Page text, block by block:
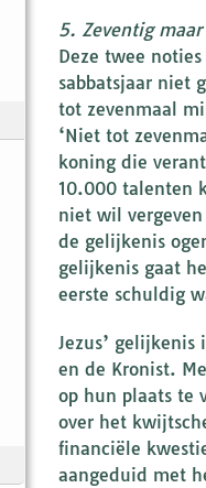
5. Zeventig
Deze twee
sabbatsjaar niet
tot zevenmaal
‘Niet tot
koning die
10.000 talenten
niet wil
de gelijkenis
gelijkenis gaat
eerste schuldig
Jezus’
en de Kronist.
op hun plaats te
over het
financiële
aangeduid met